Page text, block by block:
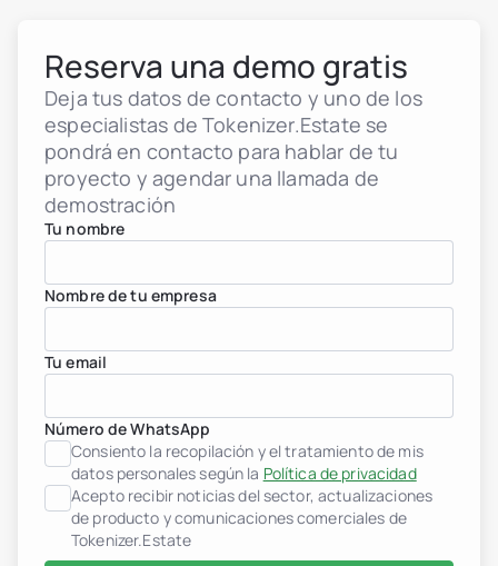
Reserva una demo gratis
Deja tus datos de contacto y uno de los
especialistas de Tokenizer.Estate se
pondrá en contacto para hablar de tu
proyecto y agendar una llamada de
demostración
Tu nombre
Nombre de tu empresa
Tu email
Número de WhatsApp
Consiento la recopilación y el tratamiento de mis
datos personales según la Política de privacidad
Acepto recibir noticias del sector, actualizaciones
de producto y comunicaciones comerciales de
Tokenizer.Estate
Desarrolladores
Fondos de inversión